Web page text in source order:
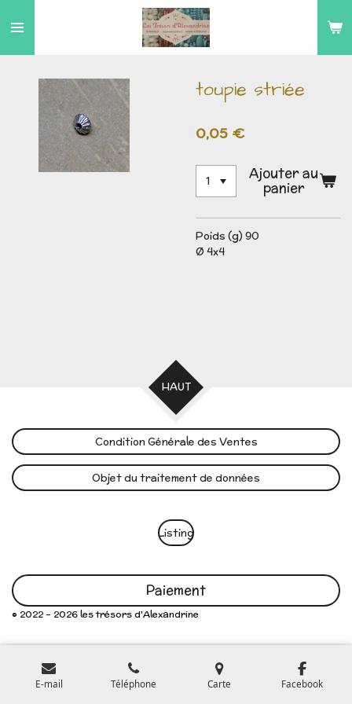
au
toupie striée
0,05 €
Ajouter au
panier
Poids (g) 90
Ø 4x4
HAUT
Condition Générale des Ventes
Objet du traitement de données
Listing
Paiement
© 2022 - 2026 les trésors d'Alexandrine
E-mail Téléphone Carte Facebook